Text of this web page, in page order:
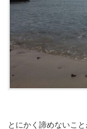
とにかく諦めないこ